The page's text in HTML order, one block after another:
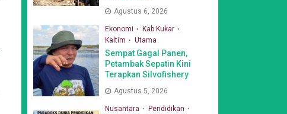
Agustus 6, 2026
Ekonomi
Kab Kukar
Kaltim
Utama
Sempat Gagal Panen,
Petambak Sepatin Kini
Terapkan Silvofishery
Agustus 5, 2026
Nusantara
Pendidikan